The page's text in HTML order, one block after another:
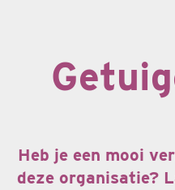
Heb je een mooi
deze organisatie?